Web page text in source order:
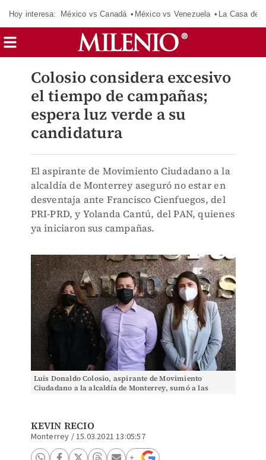
Hoy interesa: México vs Canadá México vs Venezuela La Casa de
Colosio considera excesivo
el tiempo de campañas;
espera luz verde a su
candidatura
El aspirante de Movimiento Ciudadano a la
alcaldía de Monterrey aseguró no estar en
desventaja ante Francisco Cienfuegos, del
PRI-PRD, y Yolanda Cantú, del PAN, quienes
ya iniciaron sus campañas.
Luis Donaldo Colosio, aspirante de Movimiento
Ciudadano a la alcaldía de Monterrey, sumó a las
KEVIN RECIO
Monterrey /15.03.2021 13:05:57